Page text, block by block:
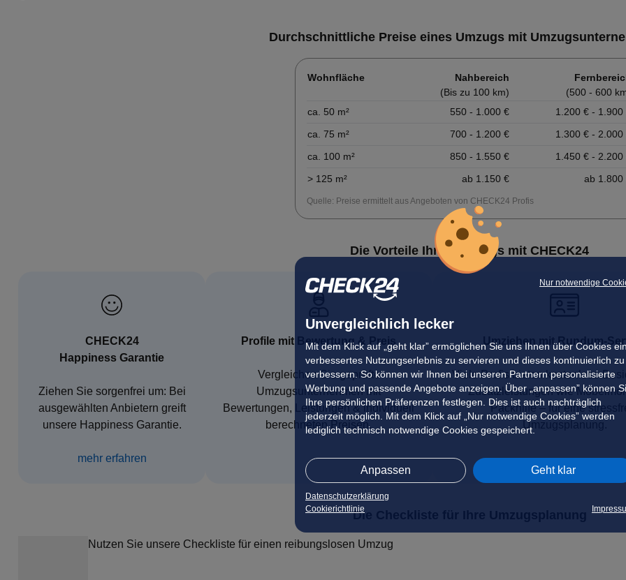
Nur notwendige
Unvergleichlich lecker
Mit dem Klick auf „geht klar” ermöglichen Sie uns Ihnen über Cookies ein
verbessertes Nutzungserlebnis zu servieren und dieses kontinuierlich zu
verbessern. So können wir Ihnen bei unseren Partnern personalisierte
Werbung und passende Angebote anzeigen. Über „anpassen” können
Ihre persönlichen Präferenzen festlegen. Dies ist auch nachträglich
jederzeit möglich. Mit dem Klick auf „Nur notwendige Cookies” werden
lediglich technisch notwendige Cookies gespeichert.
Anpassen Geht klar
Datenschutzerklärung
Cookierichtlinie
Durchschnittliche Preise eines Umzugs mit
Wohnfläche
Nahbereich
(Bis zu 100 km)
(500 - 600
ca. 50 m²
550 - 1.000 €
1.200 € - 1.900
ca. 75 m²
700 - 1.200 €
1.300 € - 2.000
ca. 100 m²
850 - 1.550 €
1.450 € - 2.200
> 125 m²
ab 1.150 € ab 1.800
Quelle: Preise ermittelt aus Angeboten von CHECK24 Profis
Die Vorteile Ihres Umzugs mit CHECK24
CHECK24
Happiness Garantie
Ziehen Sie sorgenfrei um: Bei
ausgewählten Anbietern greift
unsere Happiness Garantie.
mehr erfahren
Profile mit Bewertung & Preis
Vergleichen Sie geprüfte
Umzugsunternehmen mit
Bewertungen, Leistungen & individuell
berechneten Preisen.
Umziehen mit
Viele Profis bieten kostenlose
Zusatzleistungen wie
Packhilfe – für eine
Umzugsplanung.
Die Checkliste für Ihre Umzugsplanung
Nutzen Sie unsere Checkliste für einen reibungslosen Umzug